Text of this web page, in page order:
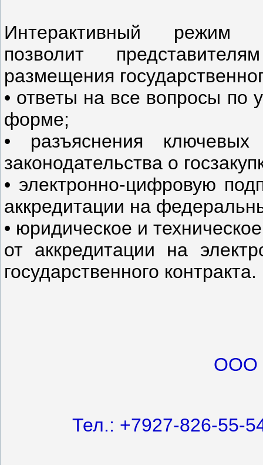
Интерактивный режим
позволит
размещения
• ответы на все вопросы по
форме;
• разъяснения
законодательства о
• электронно-цифровую
аккредитации на
• юридическое и
от аккредитации на
государственного контракта.
ООО
Тел.: +7927-826-55-